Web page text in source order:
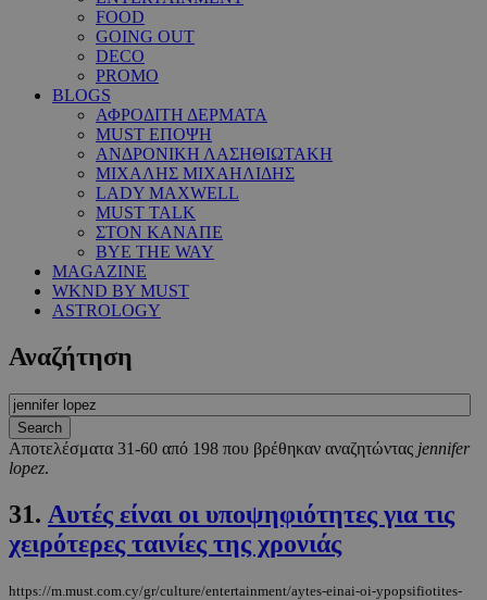
FOOD
GOING OUT
DECO
PROMO
BLOGS
ΑΦΡΟΔΙΤΗ ΔΕΡΜΑΤΑ
MUST ΕΠΟΨΗ
ΑΝΔΡΟΝΙΚΗ ΛΑΣΗΘΙΩΤΑΚΗ
ΜΙΧΑΛΗΣ ΜΙΧΑΗΛΙΔΗΣ
LADY MAXWELL
MUST TALK
ΣΤΟΝ ΚΑΝΑΠΕ
BYE THE WAY
MAGAZINE
WKND BY MUST
ASTROLOGY
Αναζήτηση
Αποτελέσματα 31-60 από 198 που βρέθηκαν αναζητώντας jennifer
lopez.
31. Αυτές είναι οι υποψηφιότητες για τις
χειρότερες ταινίες της χρονιάς
https://m.must.com.cy/gr/culture/entertainment/aytes-einai-oi-ypopsifiotites-